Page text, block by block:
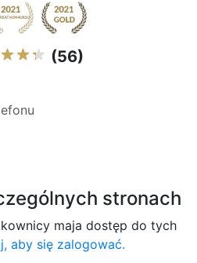
(56)
stronach
maja dostęp do tych
aby się zalogować.